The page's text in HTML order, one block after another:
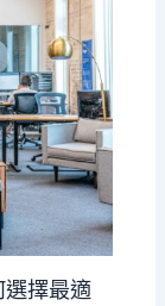
選擇最適